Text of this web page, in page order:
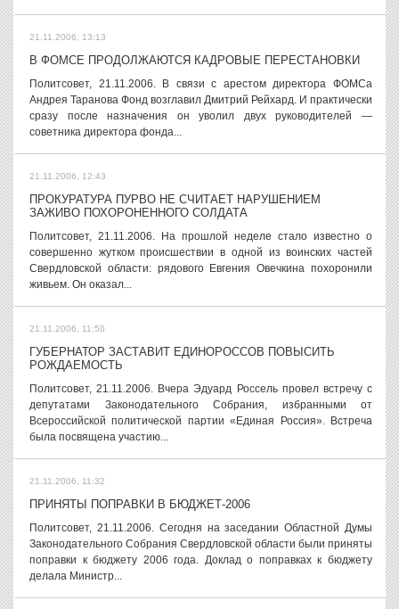
21.11.2006, 13:13
В ФОМСЕ ПРОДОЛЖАЮТСЯ КАДРОВЫЕ ПЕРЕСТАНОВКИ
Политсовет, 21.11.2006. В связи с арестом директора ФОМСа
Андрея Таранова Фонд возглавил Дмитрий Рейхард. И практически
сразу после назначения он уволил двух руководителей —
советника директора фонда...
21.11.2006, 12:43
ПРОКУРАТУРА ПУРВО НЕ СЧИТАЕТ НАРУШЕНИЕМ
ЗАЖИВО ПОХОРОНЕННОГО СОЛДАТА
Политсовет, 21.11.2006. На прошлой неделе стало известно о
совершенно жутком происшествии в одной из воинских частей
Свердловской области: рядового Евгения Овечкина похоронили
живьем. Он оказал...
21.11.2006, 11:50
ГУБЕРНАТОР ЗАСТАВИТ ЕДИНОРОССОВ ПОВЫСИТЬ
РОЖДАЕМОСТЬ
Политсовет, 21.11.2006. Вчера Эдуард Россель провел встречу с
депутатами Законодательного Собрания, избранными от
Всероссийской политической партии «Единая Россия». Встреча
была посвящена участию...
21.11.2006, 11:32
ПРИНЯТЫ ПОПРАВКИ В БЮДЖЕТ-2006
Политсовет, 21.11.2006. Сегодня на заседании Областной Думы
Законодательного Собрания Свердловской области были приняты
поправки к бюджету 2006 года. Доклад о поправках к бюджету
делала Министр...